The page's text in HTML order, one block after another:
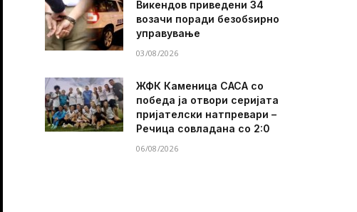
Викендов приведени 34
возачи поради безобѕирно
управување
03/08/2026
ЖФК Каменица САСА со
победа ја отвори серијата
пријателски натпревари –
Речица совладана со 2:0
06/08/2026